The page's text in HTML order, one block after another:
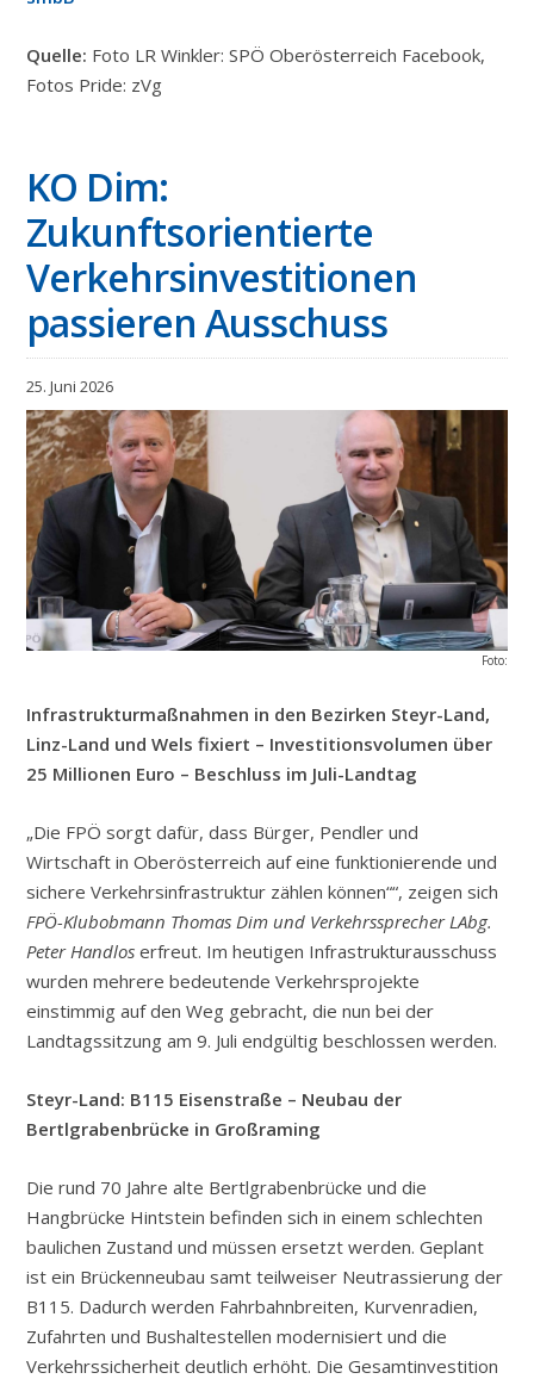
Quelle: Foto LR Winkler: SPÖ Oberösterreich Facebook,
Fotos Pride: zVg
KO Dim:
Zukunftsorientierte
Verkehrsinvestitionen
passieren Ausschuss
25. Juni 2026
Foto:
Infrastrukturmaßnahmen in den Bezirken Steyr-Land,
Linz-Land und Wels fixiert – Investitionsvolumen über
25 Millionen Euro – Beschluss im Juli-Landtag
„Die FPÖ sorgt dafür, dass Bürger, Pendler und
Wirtschaft in Oberösterreich auf eine funktionierende und
sichere Verkehrsinfrastruktur zählen können““, zeigen sich
FPÖ-Klubobmann Thomas Dim und Verkehrssprecher LAbg.
Peter Handlos erfreut. Im heutigen Infrastrukturausschuss
wurden mehrere bedeutende Verkehrsprojekte
einstimmig auf den Weg gebracht, die nun bei der
Landtagssitzung am 9. Juli endgültig beschlossen werden.
Steyr-Land: B115 Eisenstraße – Neubau der
Bertlgrabenbrücke in Großraming
Die rund 70 Jahre alte Bertlgrabenbrücke und die
Hangbrücke Hintstein befinden sich in einem schlechten
baulichen Zustand und müssen ersetzt werden. Geplant
ist ein Brückenneubau samt teilweiser Neutrassierung der
B115. Dadurch werden Fahrbahnbreiten, Kurvenradien,
Zufahrten und Bushaltestellen modernisiert und die
Verkehrssicherheit deutlich erhöht. Die Gesamtinvestition